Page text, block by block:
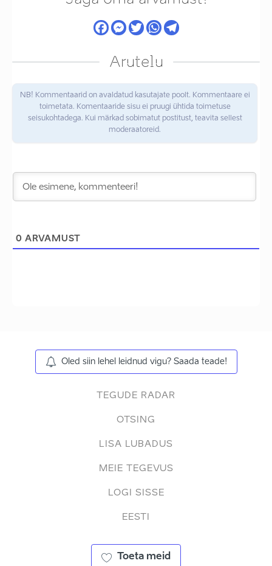
Arutelu
NB! Kommentaarid on avaldatud kasutajate poolt. Kommentaare ei
toimetata. Komentaaride sisu ei pruugi ühtida toimetuse
seisukohtadega. Kui märkad sobimatut postitust, teavita sellest
moderaatoreid.
0 ARVAMUST
Oled siin lehel leidnud vigu? Saada teade!
TEGUDE RADAR
OTSING
LISA LUBADUS
MEIE TEGEVUS
LOGI SISSE
EESTI
Toeta meid